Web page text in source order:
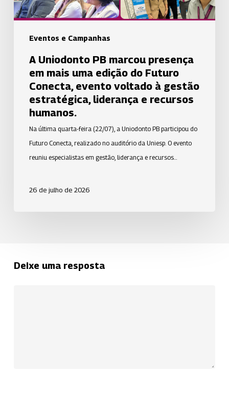
Eventos e Campanhas
edição
do
Futuro
evento
voltado
gestão
liderança
recursos
A Uniodonto PB marcou presença
em mais uma edição do Futuro
Conecta, evento voltado à gestão
estratégica, liderança e recursos
humanos.
Na última quarta-feira (22/07), a Uniodonto PB participou do
Futuro Conecta, realizado no auditório da Uniesp. O evento
reuniu especialistas em gestão, liderança e recursos…
26 de julho de 2026
Deixe uma resposta